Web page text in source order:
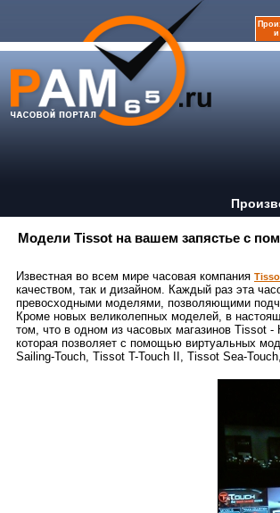
и
Модели Tissot на вашем запястье с
Известная во всем мире часовая компания
качеством, так и дизайном. Каждый раз эта
превосходными моделями, позволяющими
Кроме новых великолепных моделей, в
том, что в одном из часовых магазинов Tissot -
которая позволяет с помощью виртуальных
Sailing-Touch, Tissot T-Touch II, Tissot Sea-